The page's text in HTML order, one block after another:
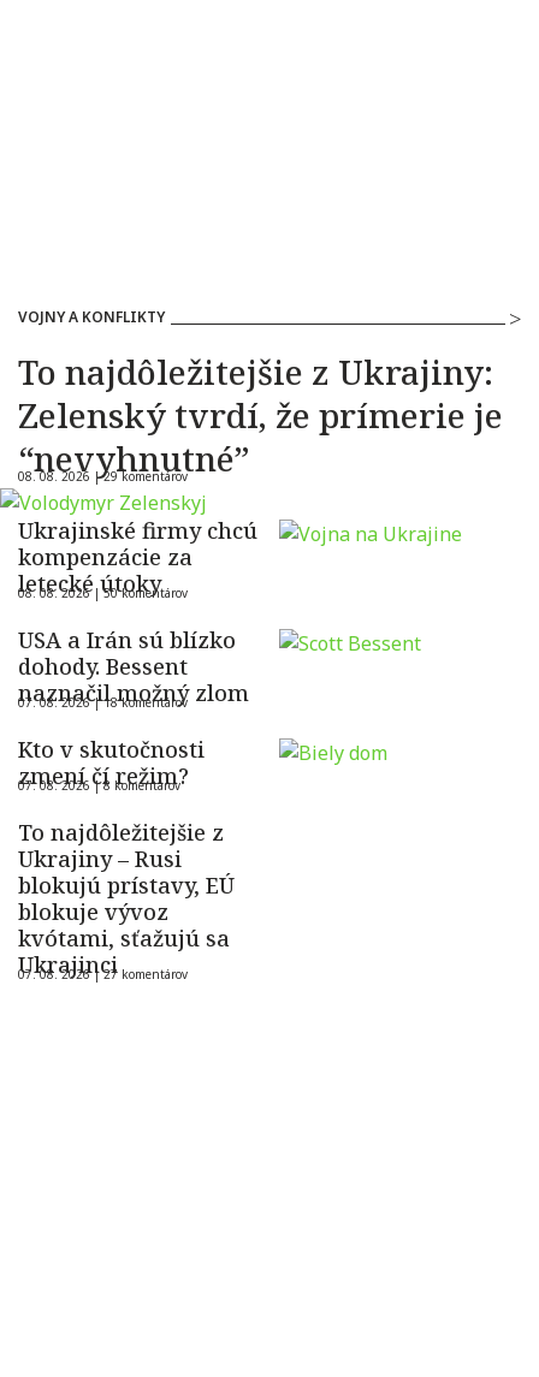
VOJNY A KONFLIKTY
To najdôležitejšie z Ukrajiny:
Zelenský tvrdí, že prímerie je
“nevyhnutné”
08. 08. 2026 |29 komentárov
Ukrajinské firmy chcú
kompenzácie za
letecké útoky
08. 08. 2026 |50 komentárov
USA a Irán sú blízko
dohody. Bessent
naznačil možný zlom
07. 08. 2026 |18 komentárov
Kto v skutočnosti
zmení čí režim?
07. 08. 2026 |8 komentárov
To najdôležitejšie z
Ukrajiny – Rusi
blokujú prístavy, EÚ
blokuje vývoz
kvótami, sťažujú sa
Ukrajinci
07. 08. 2026 |27 komentárov